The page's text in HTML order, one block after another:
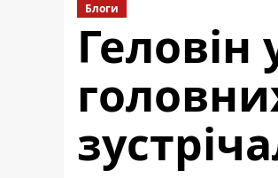
Блоги
Геловін